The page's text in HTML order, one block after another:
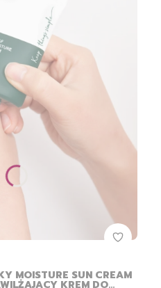
MOISTURE SUN CREAM
KREM DO